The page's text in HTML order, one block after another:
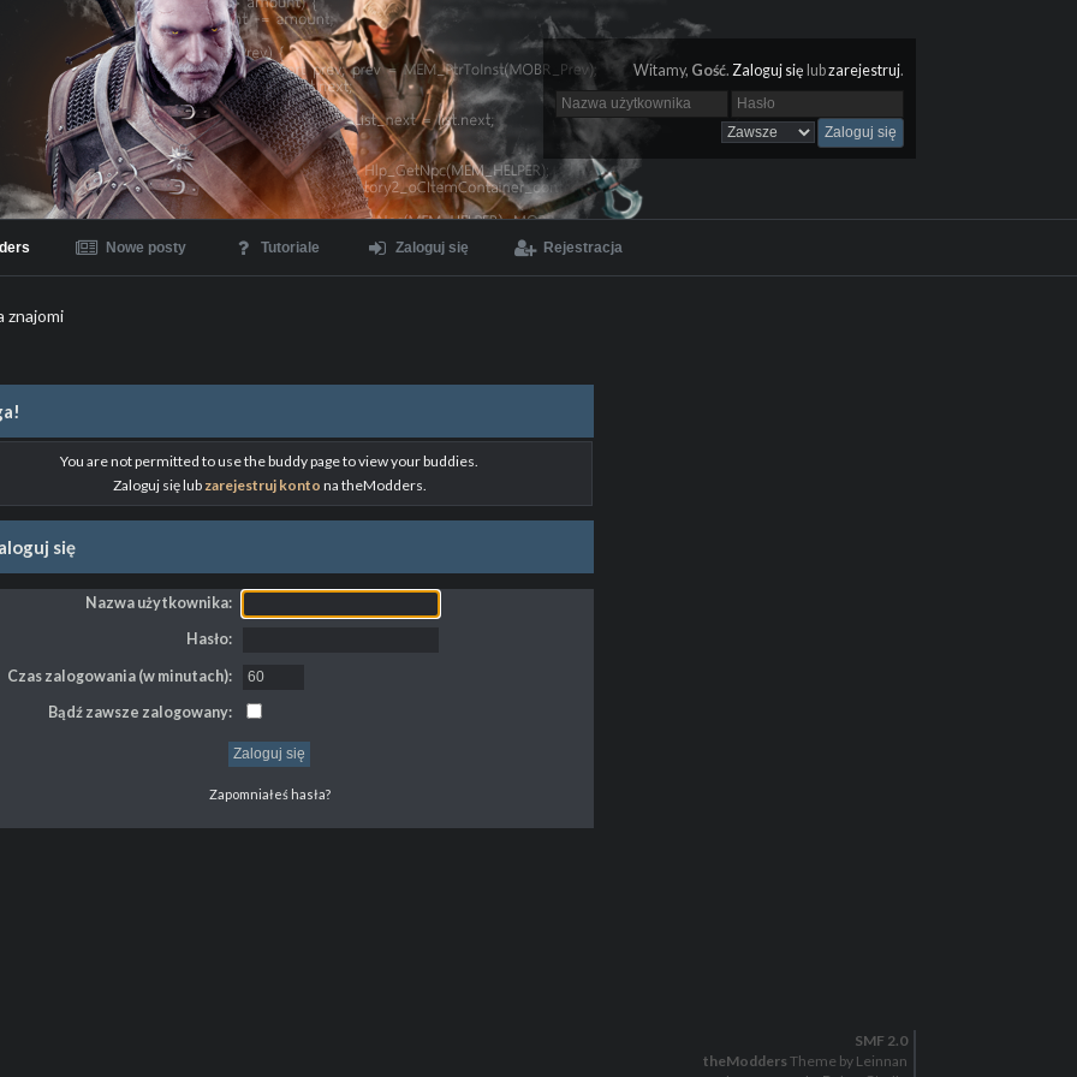
Witamy, Gość. Zaloguj się lubzarejestruj.
Nowe posty Tutoriale Zaloguj się Rejestracja
znajomi
You are not permitted to use the buddy page to view your buddies.
Zaloguj się lub zarejestruj konto na theModders.
się
Nazwa użytkownika:
Hasło:
Czas zalogowania (w minutach):
Bądź zawsze zalogowany:
Zapomniałeś hasła?
SMF 2.0
theModders Theme by Leinnan